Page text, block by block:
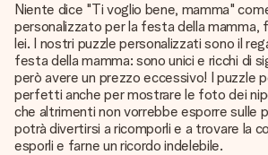
Niente dice "Ti voglio bene, mamma"
personalizzato per la festa della
lei. I nostri puzzle personalizzati sono il
festa della mamma: sono unici e ricchi di
però avere un prezzo eccessivo! I puzzle
perfetti anche per mostrare le foto dei
che altrimenti non vorrebbe esporre sulle
potrà divertirsi a ricomporli e a trovare la
esporli e farne un ricordo indelebile.